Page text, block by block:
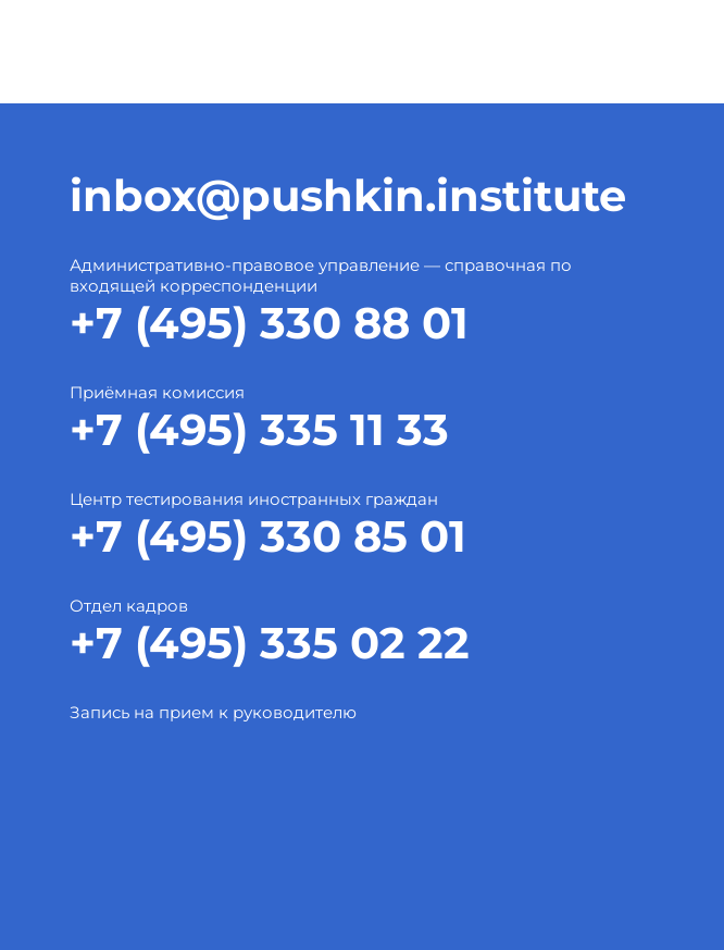
inbox@pushkin.institute
Административно-правовое управление — справочная по
входящей корреспонденции
+7 (495) 330 88 01
Приёмная комиссия
+7 (495) 335 11 33
Центр тестирования иностранных граждан
+7 (495) 330 85 01
Отдел кадров
+7 (495) 335 02 22
Запись на прием к руководителю